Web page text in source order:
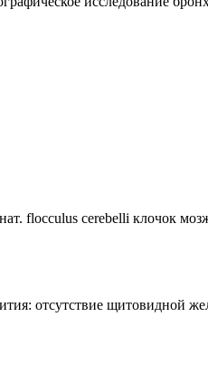
flocculus cerebelli клочок
отсутствие щитовидной